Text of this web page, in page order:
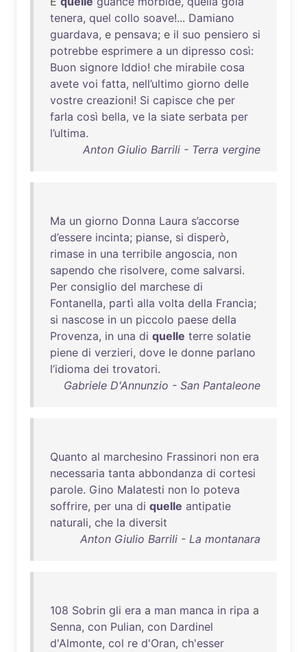
tenera, quel collo soave!... Damiano
guardava, e pensava; e il suo pensiero si
potrebbe esprimere a un dipresso così:
Buon signore Iddio! che mirabile cosa
avete voi fatta, nell’ultimo giorno delle
vostre creazioni! Si capisce che per
farla così bella, ve la siate serbata per
l’ultima.
Anton Giulio Barrili - Terra vergine
Ma un giorno Donna Laura s’accorse
d’essere incinta; pianse, si disperò,
rimase in una terribile angoscia, non
sapendo che risolvere, come salvarsi.
Per consiglio del marchese di
Fontanella, partì alla volta della Francia;
si nascose in un piccolo paese della
Provenza, in una di quelle terre solatie
piene di verzieri, dove le donne parlano
l’idioma dei trovatori.
Gabriele D'Annunzio - San Pantaleone
Quanto al marchesino Frassinori non era
necessaria tanta abbondanza di cortesi
parole. Gino Malatesti non lo poteva
soffrire, per una di quelle antipatie
naturali, che la diversit
Anton Giulio Barrili - La montanara
108 Sobrin gli era a man manca in ripa a
Senna, con Pulian, con Dardinel
d'Almonte, col re d'Oran, ch'esser